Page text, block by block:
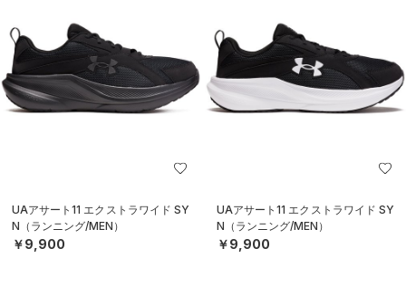
UAアサート11 エクストラワイド SY
N（ランニング/MEN）
￥9,900
UAアサート11 エクストラワイド SY
N（ランニング/MEN）
￥9,900